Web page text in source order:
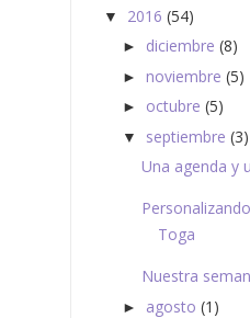
▼ 2016 (54)
► diciembre (8)
► noviembre (5)
► octubre (5)
▼ septiembre (3)
Una agenda y
Toga
Nuestra
► agosto (1)